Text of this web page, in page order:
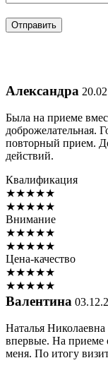
Александра
Была на приеме
доброжелательная.
повторный прием.
действий.
Квалификация
★★★★★
★★★★★
Внимание
★★★★★
★★★★★
Цена-качество
★★★★★
★★★★★
Валентина
Наталья
впервые. На приеме
меня. По итогу